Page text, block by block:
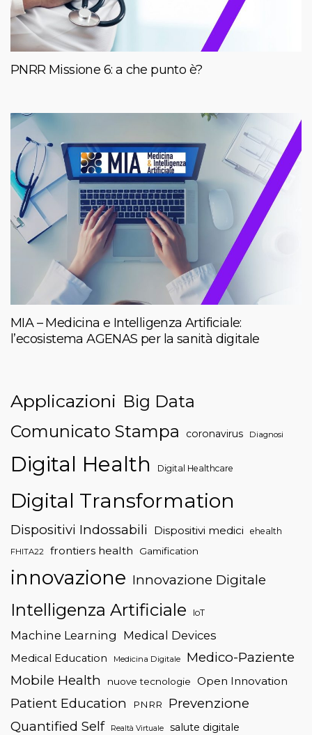
PNRR Missione 6: a che punto è?
MIA – Medicina e Intelligenza Artificiale:
l’ecosistema AGENAS per la sanità digitale
Applicazioni Big Data
Comunicato Stampa
coronavirus Diagnosi
Digital Health Digital Healthcare
Digital Transformation
Dispositivi Indossabili Dispositivi medici ehealth
FHITA22 frontiers health Gamification
innovazione Innovazione Digitale
Intelligenza Artificiale IoT
Machine Learning Medical Devices
Medical Education Medicina Digitale
Medico-Paziente
Mobile Health
nuove tecnologie Open Innovation
Patient Education PNRR
Prevenzione
Quantified Self
Realtà Virtuale salute digitale